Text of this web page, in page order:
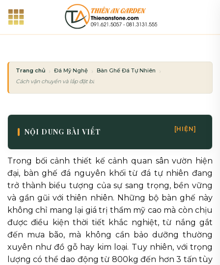
qua
Trang chủ Đá Mỹ Nghệ
Bàn Ghế Đá Tự Nhiên
Cách vận chuyển và lắp đặt bàn ghế đá nguyên khối nặng hàng tấn an toàn
NỘI DUNG BÀI VIẾT [HIỆN]
Trong bối cảnh thiết kế cảnh quan sân vườn hiện
đại, bàn ghế đá nguyên khối từ đá tự nhiên đang
trở thành biểu tượng của sự sang trọng, bền vững
và gần gũi với thiên nhiên. Những bộ bàn ghế này
không chỉ mang lại giá trị thẩm mỹ cao mà còn chịu
được điều kiện thời tiết khắc nghiệt, từ nắng gắt
đến mưa bão, mà không cần bảo dưỡng thường
xuyên như đồ gỗ hay kim loại. Tuy nhiên, với trọng
lượng có thể dao động từ 800kg đến hơn 3 tấn tùy